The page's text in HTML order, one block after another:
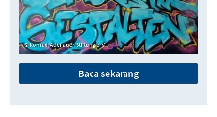
Konrad-Adenauer-Stiftung e. V.
Baca sekarang